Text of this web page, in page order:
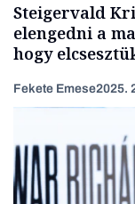
Steigervald
elengedni a
hogy
Fekete Emese2025.